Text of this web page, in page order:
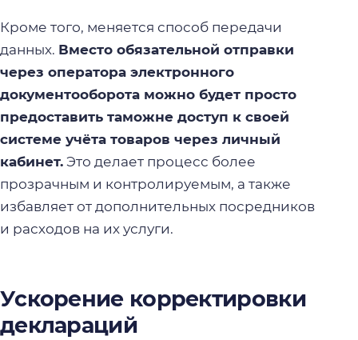
Кроме того, меняется способ передачи
данных. Вместо обязательной отправки
через оператора электронного
документооборота можно будет просто
предоставить таможне доступ к своей
системе учёта товаров через личный
кабинет. Это делает процесс более
прозрачным и контролируемым, а также
избавляет от дополнительных посредников
и расходов на их услуги.
Ускорение корректировки
деклараций